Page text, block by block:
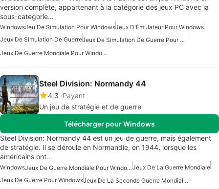
version complète, appartenant à la catégorie des jeux PC avec la
sous-catégorie…
WindowsJeu De Simulation Pour WindowsJeux D'Émulateur Pour Windows
Jeux De Simulation De Guerre
Jeux De Simulation De Guerre Pour Windows
Jeux De Guerre Mondiale Pour Windows
Steel Division: Normandy 44
4.3 Payant
Un jeu de stratégie et de guerre
Télécharger pour Windows
Steel Division: Normandy 44 est un jeu de guerre, mais également
de stratégie. Il se déroule en Normandie, en 1944, lorsque les
américains ont…
Windows Jeux De Guerre Mondiale Pour WindowsJeux De La Guerre Mondiale
Jeux De Guerre Pour Windows
Jeux De La Seconde Guerre Mondiale Pour Windows